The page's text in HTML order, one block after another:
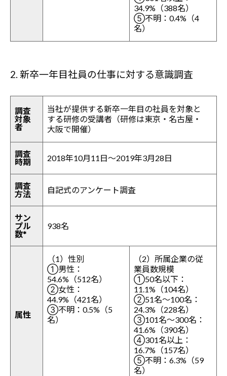
34.9%（388名）
⑤不明：0.4%（4
名）
2. 新卒一年目社員の仕事に対する意識調査
調査
対象
者
当社が提供する新卒一年目の社員を対象と
する研修の受講者（研修は東京・名古屋・
大阪で開催）
調査
時期
2018年10月11日～2019年3月28日
調査
方法
自記式のアンケート調査
サン
プル
数*
938名
属性
（1）性別
①男性：
54.6%（512名）
②女性：
44.9%（421名）
③不明：0.5%（5
名）
（2）所属企業の従
業員数規模
①50名以下：
11.1%（104名）
②51名～100名：
24.3%（228名）
③101名～300名：
41.6%（390名）
④301名以上：
16.7%（157名）
⑤不明：6.3%（59
名）